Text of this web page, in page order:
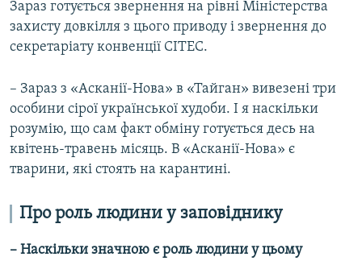
Зараз готується звернення на рівні Міністерства
захисту довкілля з цього приводу і звернення до
секретаріату конвенції СІТЕС.
– Зараз з «Асканії-Нова» в «Тайган» вивезені три
особини сірої української худоби. І я наскільки
розумію, що сам факт обміну готується десь на
квітень-травень місяць. В «Асканії-Нова» є
тварини, які стоять на карантині.
Про роль людини у заповіднику
– Наскільки значною є роль людини у цьому